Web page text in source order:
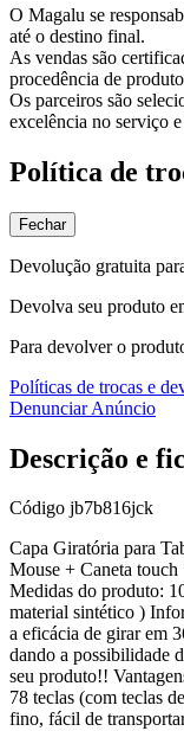
O Magalu se
até o destino final.
As vendas são
procedência de
Os parceiros são
excelência no serviço
Política de
Fechar
Devolução gratuita
Devolva seu produto
Para devolver o
Políticas de trocas e
Denunciar Anúncio
Descrição e
Código jb7b816jck
Capa Giratória para
Mouse + Caneta
Medidas do produto:
material sintético )
a eficácia de girar em
dando a possibilidade
seu produto!!
78 teclas (com teclas
fino, fácil de